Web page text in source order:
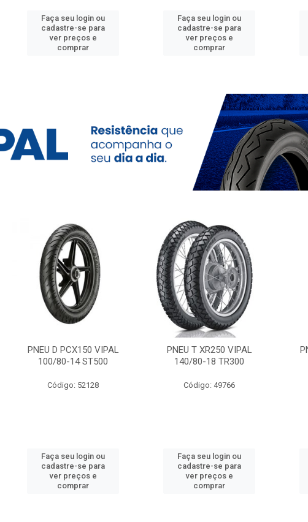
Faça seu login ou
cadastre-se para
ver preços e
comprar
Faça seu login ou
cadastre-se para
ver preços e
comprar
PNEU D PCX150 VIPAL
100/80-14 ST500
Código: 52128
Faça seu login ou
cadastre-se para
ver preços e
comprar
PNEU T XR250 VIPAL
140/80-18 TR300
Código: 49766
Faça seu login ou
cadastre-se para
ver preços e
comprar